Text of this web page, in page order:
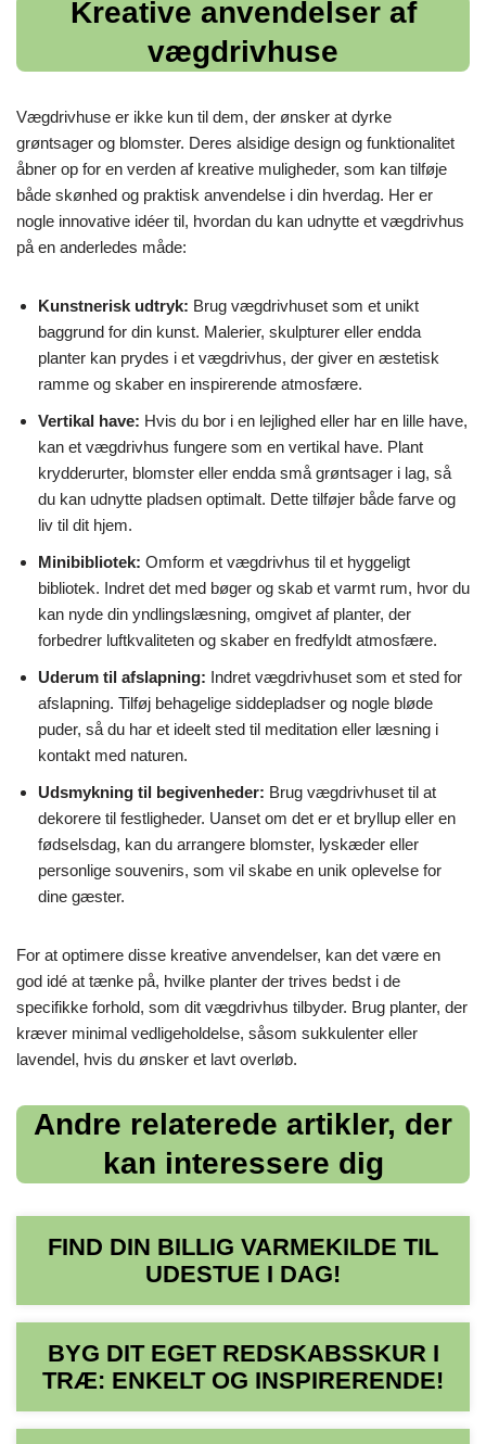
Kreative anvendelser af
vægdrivhuse
Vægdrivhuse er ikke kun til dem, der ønsker at dyrke
grøntsager og blomster. Deres alsidige design og funktionalitet
åbner op for en verden af kreative muligheder, som kan tilføje
både skønhed og praktisk anvendelse i din hverdag. Her er
nogle innovative idéer til, hvordan du kan udnytte et vægdrivhus
på en anderledes måde:
Kunstnerisk udtryk: Brug vægdrivhuset som et unikt
baggrund for din kunst. Malerier, skulpturer eller endda
planter kan prydes i et vægdrivhus, der giver en æstetisk
ramme og skaber en inspirerende atmosfære.
Vertikal have: Hvis du bor i en lejlighed eller har en lille have,
kan et vægdrivhus fungere som en vertikal have. Plant
krydderurter, blomster eller endda små grøntsager i lag, så
du kan udnytte pladsen optimalt. Dette tilføjer både farve og
liv til dit hjem.
Minibibliotek: Omform et vægdrivhus til et hyggeligt
bibliotek. Indret det med bøger og skab et varmt rum, hvor du
kan nyde din yndlingslæsning, omgivet af planter, der
forbedrer luftkvaliteten og skaber en fredfyldt atmosfære.
Uderum til afslapning: Indret vægdrivhuset som et sted for
afslapning. Tilføj behagelige siddepladser og nogle bløde
puder, så du har et ideelt sted til meditation eller læsning i
kontakt med naturen.
Udsmykning til begivenheder: Brug vægdrivhuset til at
dekorere til festligheder. Uanset om det er et bryllup eller en
fødselsdag, kan du arrangere blomster, lyskæder eller
personlige souvenirs, som vil skabe en unik oplevelse for
dine gæster.
For at optimere disse kreative anvendelser, kan det være en
god idé at tænke på, hvilke planter der trives bedst i de
specifikke forhold, som dit vægdrivhus tilbyder. Brug planter, der
kræver minimal vedligeholdelse, såsom sukkulenter eller
lavendel, hvis du ønsker et lavt overløb.
Andre relaterede artikler, der
kan interessere dig
FIND DIN BILLIG VARMEKILDE TIL
UDESTUE I DAG!
BYG DIT EGET REDSKABSSKUR I
TRÆ: ENKELT OG INSPIRERENDE!